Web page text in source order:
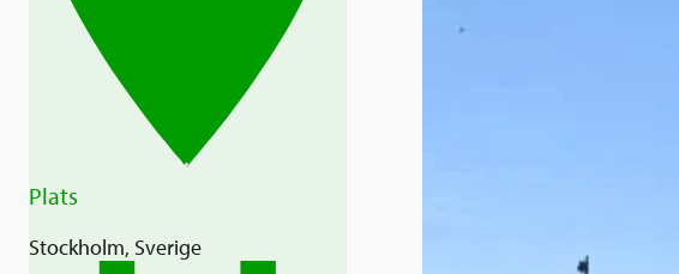
Plats
Stockholm, Sverige